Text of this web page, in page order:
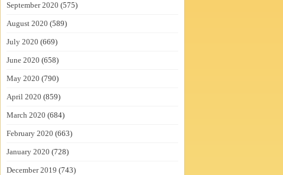
September 2020 (575)
August 2020 (589)
July 2020 (669)
June 2020 (658)
May 2020 (790)
April 2020 (859)
March 2020 (684)
February 2020 (663)
January 2020 (728)
December 2019 (743)